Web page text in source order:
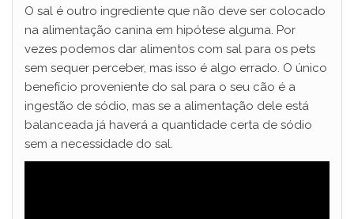
O sal é outro ingrediente que não deve ser colocado
na alimentação canina em hipótese alguma. Por
vezes podemos dar alimentos com sal para os pets
sem sequer perceber, mas isso é algo errado. O único
benefício proveniente do sal para o seu cão é a
ingestão de sódio, mas se a alimentação dele está
balanceada já haverá a quantidade certa de sódio
sem a necessidade do sal.